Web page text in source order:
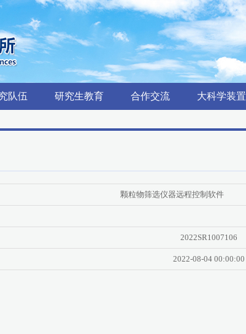
队伍 研究生教育 合作交流 大科学装置
颗粒物筛选仪器远程控制软件
2022SR1007106
2022-08-04 00:00:00